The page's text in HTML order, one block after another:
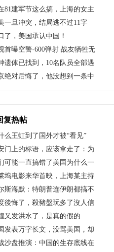
81建军节这么搞，上海的女主
一旦冲突，结局逃不过11字
了，美国承认中国！
首曝空警-600弹射 战友牺牲无
遗体已找到，10名队员全部遇
绝对后悔了，他没想到一条中
复热帖
么王虹到了国外才被“看见”
门上的标语，应该拿走了：为
可能一直搞错了美国为什么一
坞电影来华首映，上海某主持
斯海默：特朗普连伊朗都搞不
後悔了，殺豬盤玩多了沒人信
又发洪水了，是真的假的
发表万字长文，没骂美国，却
沙盘推演：中国的生存底线在